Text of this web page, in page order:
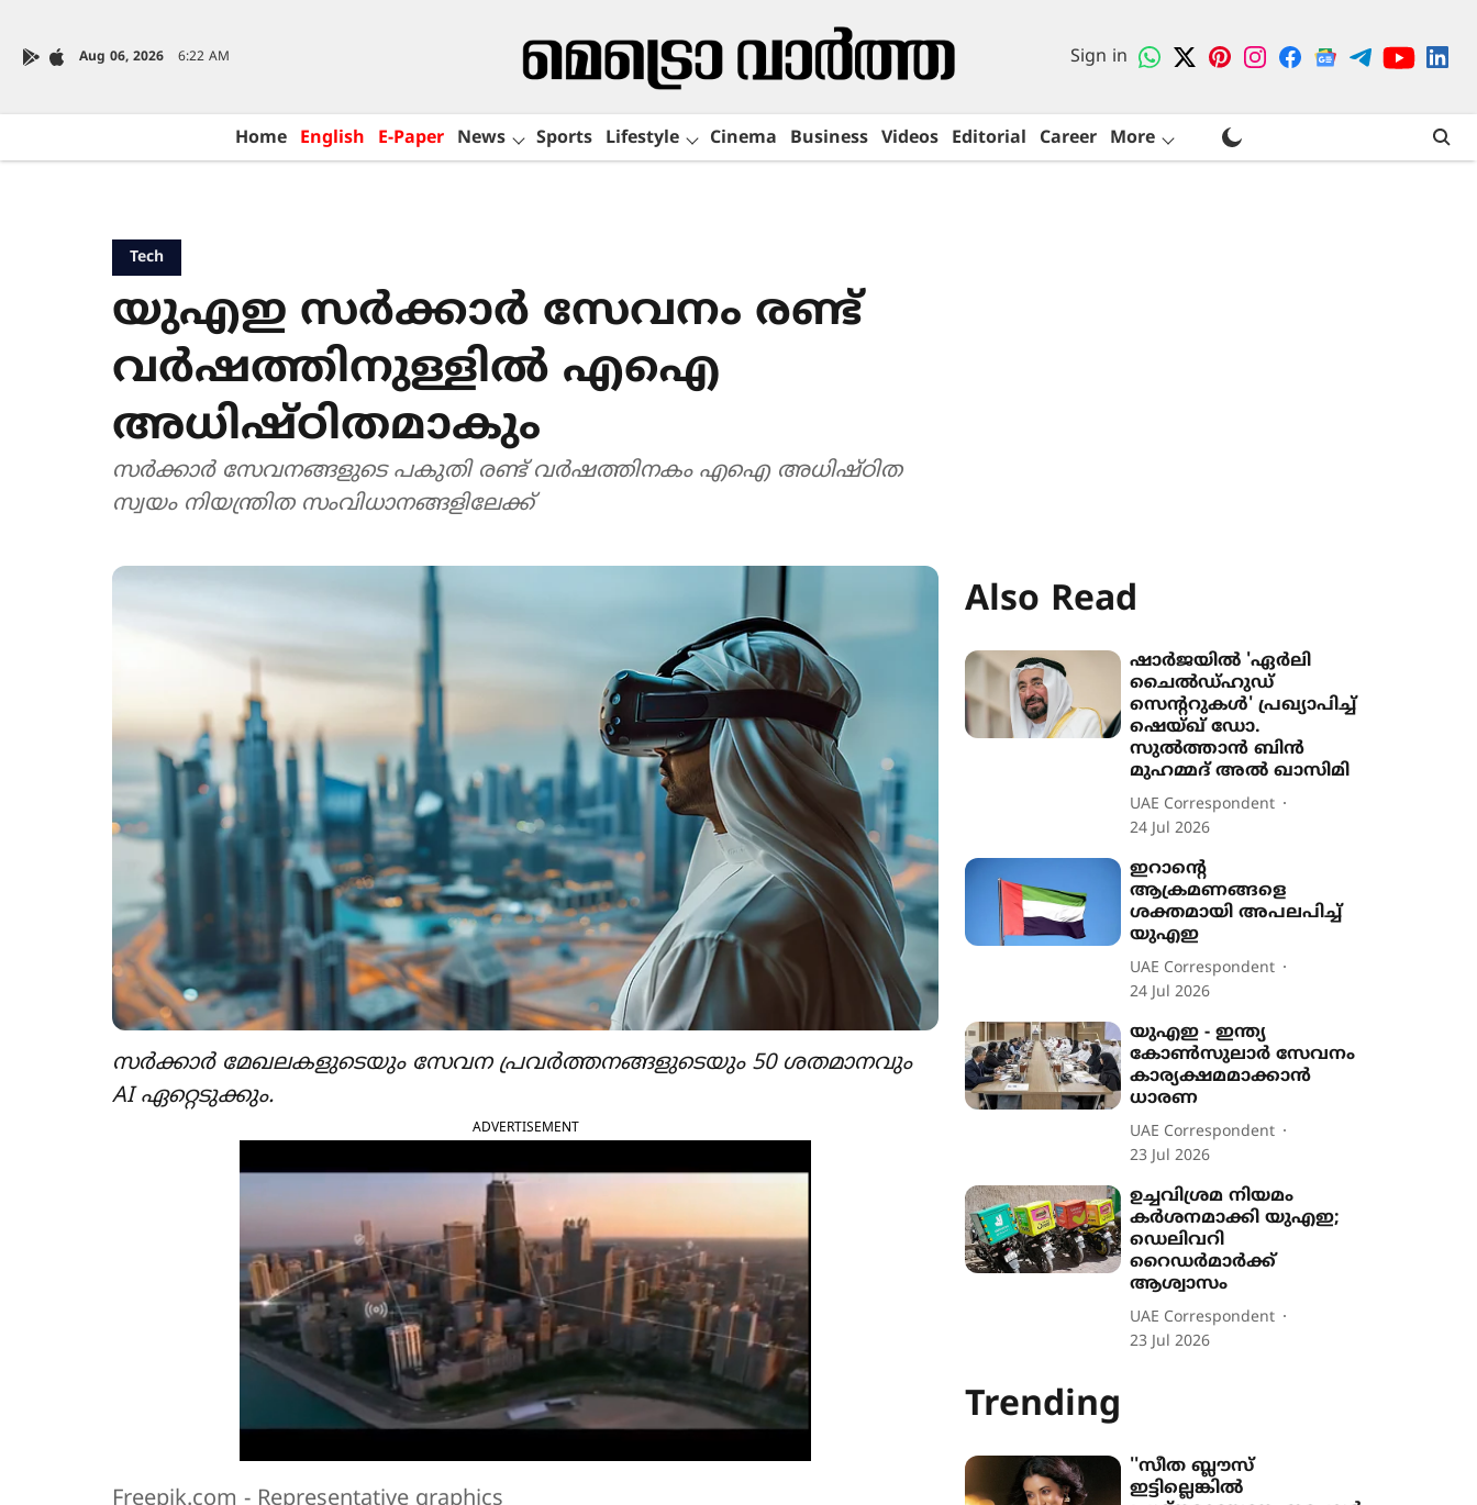
Aug 06, 2026 6:22 AM Sign in
Home English E-Paper News Sports Lifestyle Cinema Business Videos Editorial Career More
Tech
യുഎഇ സർക്കാർ സേവനം രണ്ട്
വർഷത്തിനുള്ളിൽ എഐ
അധിഷ്ഠിതമാകും
സർക്കാർ സേവനങ്ങളുടെ പകുതി രണ്ട് വർഷത്തിനകം എഐ അധിഷ്ഠിത
സ്വയം നിയന്ത്രിത സംവിധാനങ്ങളിലേക്ക്
സർക്കാർ മേഖലകളുടെയും സേവന പ്രവർത്തനങ്ങളുടെയും 50 ശതമാനവും
AI ഏറ്റെടുക്കും.
ADVERTISEMENT
Also Read
ഷാർജയിൽ 'ഏർലി
ചൈൽഡ്ഹുഡ്
സെന്‍ററുകൾ' പ്രഖ്യാപിച്ച്
ഷെയ്ഖ് ഡോ.
സുൽത്താൻ ബിൻ
മുഹമ്മദ് അൽ ഖാസിമി
UAE Correspondent
24 Jul 2026
ഇറാന്‍റെ
ആക്രമണങ്ങളെ
ശക്തമായി അപലപിച്ച്
യുഎഇ
UAE Correspondent
24 Jul 2026
യുഎഇ - ഇന്ത്യ
കോൺസുലാർ സേവനം
കാര്യക്ഷമമാക്കാൻ
ധാരണ
UAE Correspondent
23 Jul 2026
ഉച്ചവിശ്രമ നിയമം
കർശനമാക്കി യുഎഇ;
ഡെലിവറി
റൈഡർമാർക്ക്
ആശ്വാസം
UAE Correspondent
23 Jul 2026
Trending
''സീത ബ്ലൗസ്
ഇട്ടില്ലെങ്കിൽ